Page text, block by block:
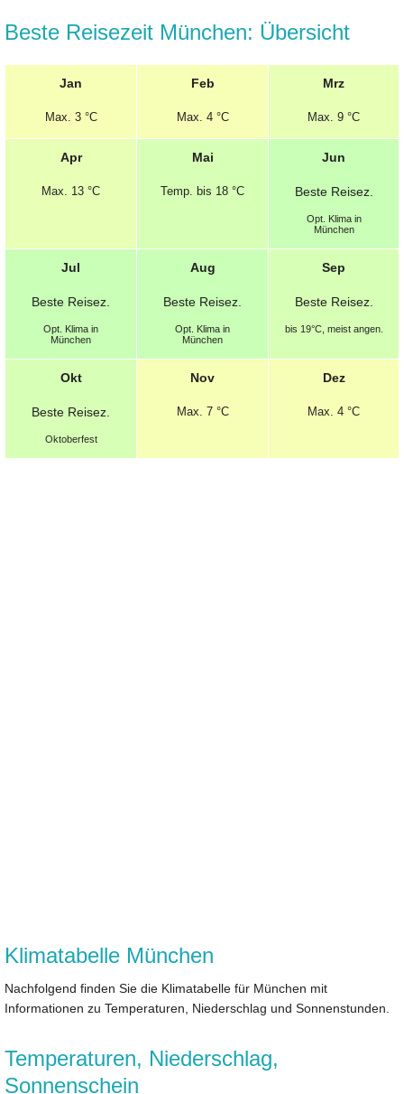
Beste Reisezeit München: Übersicht
Jan
Max. 3 °C
Feb
Max. 4 °C
Mrz
Max. 9 °C
Apr
Max. 13 °C
Mai
Temp. bis 18 °C
Jun
Beste Reisez.
Opt. Klima in
München
Jul
Beste Reisez.
Opt. Klima in
München
Aug
Beste Reisez.
Opt. Klima in
München
Sep
Beste Reisez.
bis 19°C, meist angen.
Okt
Beste Reisez.
Oktoberfest
Nov
Max. 7 °C
Dez
Max. 4 °C
Klimatabelle München
Nachfolgend finden Sie die Klimatabelle für München mit
Informationen zu Temperaturen, Niederschlag und Sonnenstunden.
Temperaturen, Niederschlag,
Sonnenschein